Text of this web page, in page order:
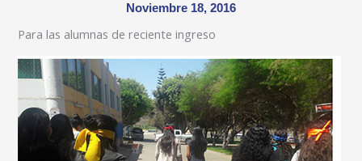
Noviembre 18, 2016
Para las alumnas de reciente ingreso